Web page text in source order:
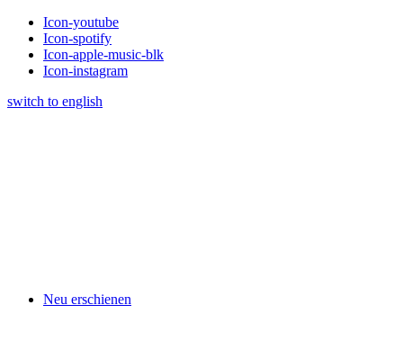
Icon-youtube
Icon-spotify
Icon-apple-music-blk
Icon-instagram
switch to english
Neu erschienen